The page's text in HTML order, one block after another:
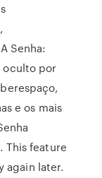
Senha:
oculto por
e os mais
This feature
again later.